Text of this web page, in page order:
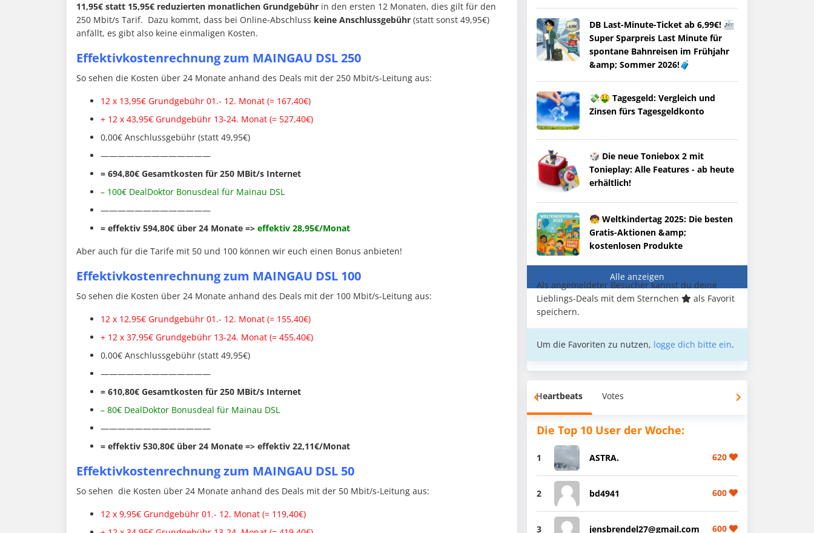
11,95€ statt 15,95€ reduzierten monatlichen Grundgebühr in den ersten 12 Monaten, dies gilt für den
250 Mbit/s Tarif. Dazu kommt, dass bei Online-Abschluss keine Anschlussgebühr (statt sonst 49,95€)
anfällt, es gibt also keine einmaligen Kosten.
Effektivkostenrechnung zum MAINGAU DSL 250
So sehen die Kosten über 24 Monate anhand des Deals mit der 250 Mbit/s-Leitung aus:
12 x 13,95€ Grundgebühr 01.- 12. Monat (= 167,40€)
+ 12 x 43,95€ Grundgebühr 13-24. Monat (= 527,40€)
0,00€ Anschlussgebühr (statt 49,95€)
—————————————
= 694,80€ Gesamtkosten für 250 MBit/s Internet
– 100€ DealDoktor Bonusdeal für Mainau DSL
—————————————
= effektiv 594,80€ über 24 Monate => effektiv 28,95€/Monat
Aber auch für die Tarife mit 50 und 100 können wir euch einen Bonus anbieten!
Effektivkostenrechnung zum MAINGAU DSL 100
So sehen die Kosten über 24 Monate anhand des Deals mit der 100 Mbit/s-Leitung aus:
12 x 12,95€ Grundgebühr 01.- 12. Monat (= 155,40€)
+ 12 x 37,95€ Grundgebühr 13-24. Monat (= 455,40€)
0,00€ Anschlussgebühr (statt 49,95€)
—————————————
= 610,80€ Gesamtkosten für 250 MBit/s Internet
– 80€ DealDoktor Bonusdeal für Mainau DSL
—————————————
= effektiv 530,80€ über 24 Monate => effektiv 22,11€/Monat
Effektivkostenrechnung zum MAINGAU DSL 50
So sehen die Kosten über 24 Monate anhand des Deals mit der 50 Mbit/s-Leitung aus:
12 x 9,95€ Grundgebühr 01.- 12. Monat (= 119,40€)
DB Last-Minute-Ticket ab 6,99€! 🚈
Super Sparpreis Last Minute für
spontane Bahnreisen im Frühjahr
&amp; Sommer 2026!🧳
💸🤑 Tagesgeld: Vergleich und
Zinsen fürs Tagesgeldkonto
🎲 Die neue Toniebox 2 mit
Tonieplay: Alle Features - ab heute
erhältlich!
🧒 Weltkindertag 2025: Die besten
Gratis-Aktionen &amp;
kostenlosen Produkte
Alle anzeigen
Als angemeldeter Besucher kannst du deine
Lieblings-Deals mit dem Sternchen
als Favorit
speichern.
Um die Favoriten zu nutzen, logge dich bitte ein.
Heartbeats Votes
Die Top 10 User der Woche:
1 ASTRA. 620
2 bd4941 600
3 jensbrendel27@gmail.com 600